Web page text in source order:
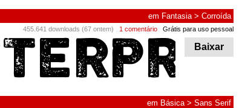
em Fantasia> Corroída
455.641 downloads (67 ontem) 1 comentário Grátis para uso pessoal
Baixar
em Básica> Sans Serif